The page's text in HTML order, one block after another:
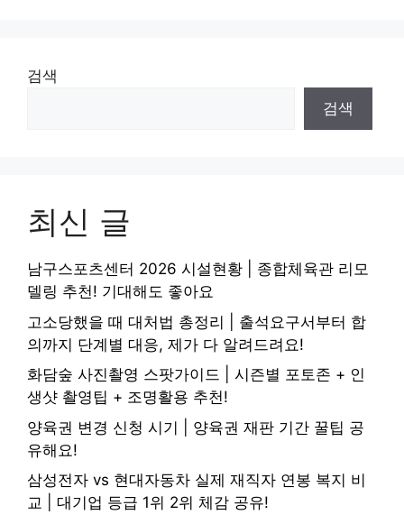
검색
검색
최신 글
남구스포츠센터 2026 시설현황 | 종합체육관 리모
델링 추천! 기대해도 좋아요
고소당했을 때 대처법 총정리 | 출석요구서부터 합
의까지 단계별 대응, 제가 다 알려드려요!
화담숲 사진촬영 스팟가이드 | 시즌별 포토존 + 인
생샷 촬영팁 + 조명활용 추천!
양육권 변경 신청 시기 | 양육권 재판 기간 꿀팁 공
유해요!
삼성전자 vs 현대자동차 실제 재직자 연봉 복지 비
교 | 대기업 등급 1위 2위 체감 공유!